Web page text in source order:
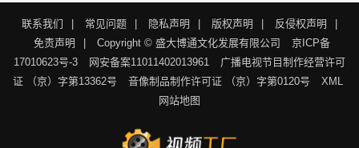
联系我们 | 常见问题 | 隐私声明 | 版权声明 | 反侵权声明
|
免责声明
| Copyright © 盛大博通文化发展有限公司
京ICP备
17010623号-3
网安备案11011402013961
广播电视节目制作经营许可
证 （京）字第13362号
音像制品制作许可证 （京）字第0120号
XML
网站地图